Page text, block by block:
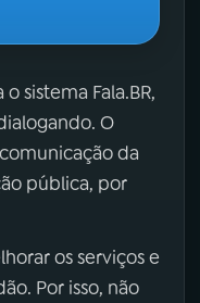
sistema Fala.BR,
O
da
pública, por
os serviços e
Por isso, não